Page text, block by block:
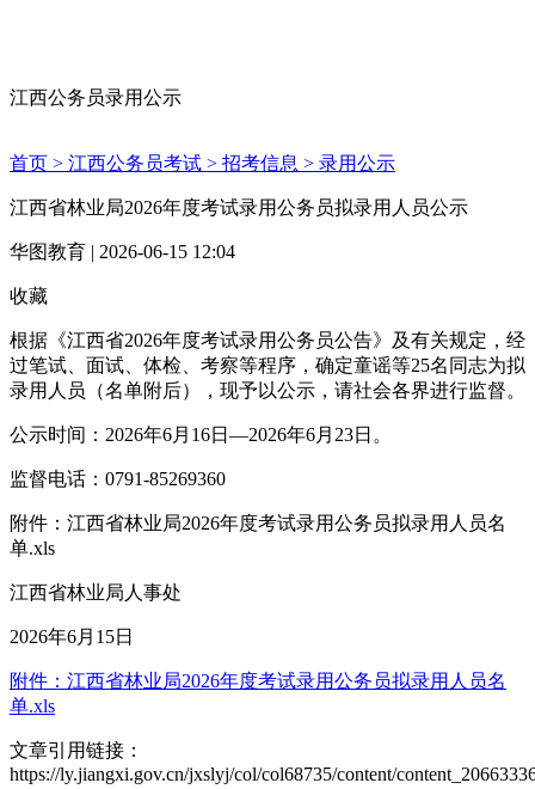
江西公务员录用公示
首页 > 江西公务员考试 > 招考信息 > 录用公示
江西省林业局2026年度考试录用公务员拟录用人员公示
华图教育 | 2026-06-15 12:04
收藏
根据《江西省2026年度考试录用公务员公告》及有关规定，经
过笔试、面试、体检、考察等程序，确定童谣等25名同志为拟
录用人员（名单附后），现予以公示，请社会各界进行监督。
公示时间：2026年6月16日—2026年6月23日。
监督电话：0791-85269360
附件：江西省林业局2026年度考试录用公务员拟录用人员名
单.xls
江西省林业局人事处
2026年6月15日
附件：江西省林业局2026年度考试录用公务员拟录用人员名
单.xls
文章引用链接：
https://ly.jiangxi.gov.cn/jxslyj/col/col68735/content/